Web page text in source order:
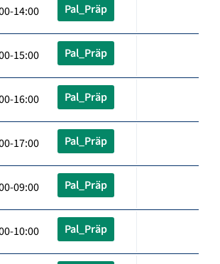
14:00 Pal_Präp
15:00 Pal_Präp
16:00 Pal_Präp
17:00 Pal_Präp
09:00 Pal_Präp
10:00 Pal_Präp